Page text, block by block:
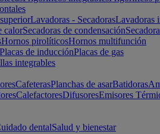
Lavadoras - SecadorasLavadoras
calorSecadoras de condensación
Hornos pirolíticosHornos multifunción
Placas de inducciónPlacas de gas
integrables
CafeterasPlanchas de asarBatidoras
CalefactoresDifusoresEmisores
dentalSalud y bienestar